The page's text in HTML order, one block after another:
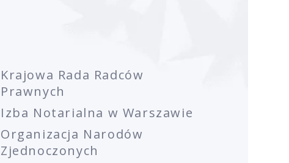
Krajowa Rada Radców
Prawnych
Izba Notarialna w Warszawie
Organizacja Narodów
Zjednoczonych